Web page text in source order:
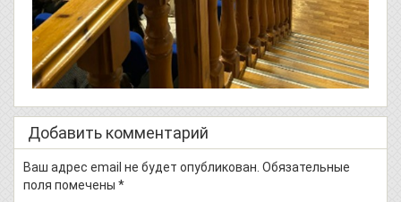
Добавить комментарий
Ваш адрес email не будет опубликован. Обязательные
поля помечены *